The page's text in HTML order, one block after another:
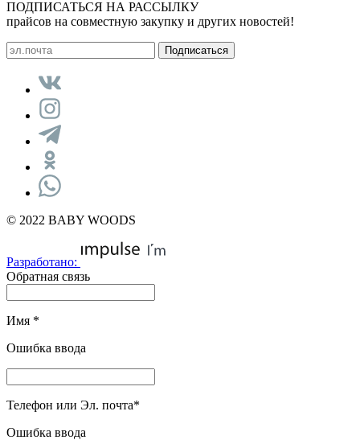
ПОДПИСАТЬСЯ НА РАССЫЛКУ
прайсов на совместную закупку и других новостей!
© 2022 BABY WOODS
Разработано:
Обратная связь
Имя *
Ошибка ввода
Телефон или Эл. почта*
Ошибка ввода